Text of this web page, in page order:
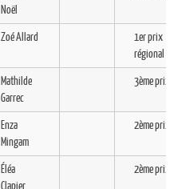
Noël
Zoé Allard
1er prix
régional
Mathilde
Garrec
3ème prix
Enza
Mingam
2ème prix
Éléa
Clapier
2ème prix